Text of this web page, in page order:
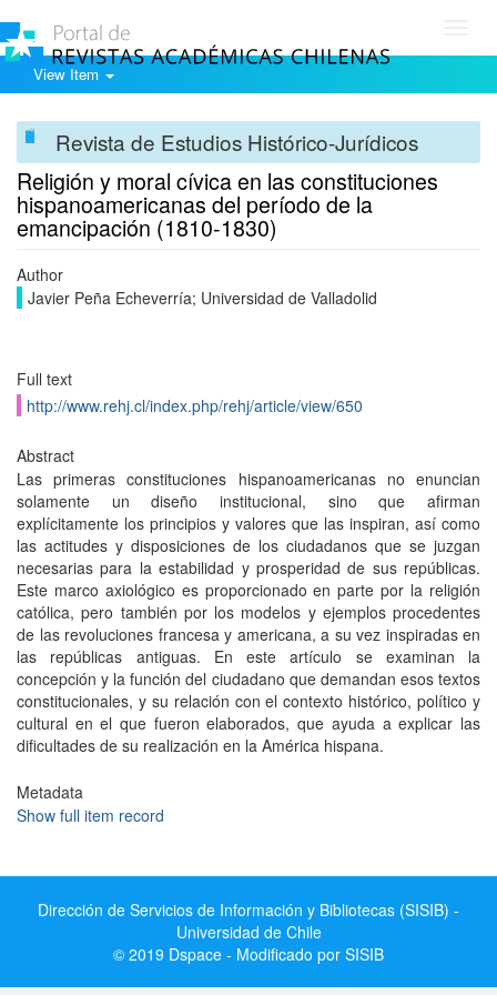
View Item
Revista de Estudios Histórico-Jurídicos
Religión y moral cívica en las constituciones
hispanoamericanas del período de la
emancipación (1810-1830)
Author
Javier Peña Echeverría; Universidad de Valladolid
Full text
http://www.rehj.cl/index.php/rehj/article/view/650
Abstract
Las primeras constituciones hispanoamericanas no enuncian
solamente un diseño institucional, sino que afirman
explícitamente los principios y valores que las inspiran, así como
las actitudes y disposiciones de los ciudadanos que se juzgan
necesarias para la estabilidad y prosperidad de sus repúblicas.
Este marco axiológico es proporcionado en parte por la religión
católica, pero también por los modelos y ejemplos procedentes
de las revoluciones francesa y americana, a su vez inspiradas en
las repúblicas antiguas. En este artículo se examinan la
concepción y la función del ciudadano que demandan esos textos
constitucionales, y su relación con el contexto histórico, político y
cultural en el que fueron elaborados, que ayuda a explicar las
dificultades de su realización en la América hispana.
Metadata
Show full item record
Dirección de Servicios de Información y Bibliotecas (SISIB) -
Universidad de Chile
© 2019 Dspace - Modificado por SISIB